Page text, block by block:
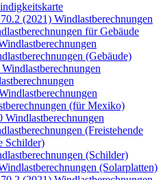
(2021) Windlastberechnungen
für Gebäude
(Gebäude)
(für Mexiko)
Windlastberechnungen
(Freistehende
Schilder)
(Schilder)
(Solarplatten)